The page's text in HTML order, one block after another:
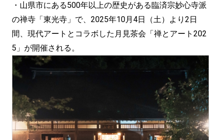
・山県市にある500年以上の歴史がある臨済宗妙心寺派
の禅寺「東光寺」で、2025年10月4日（土）より2日
間、現代アートとコラボした月見茶会「禅とアート202
5」が開催される。